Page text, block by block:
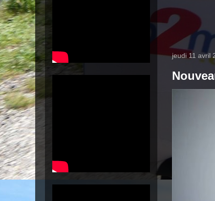
jeudi 11 avril